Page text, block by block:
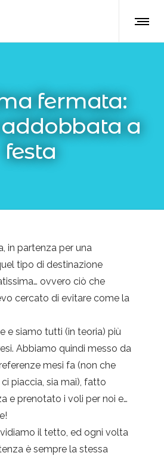
fermata:
a
festa
in partenza per una
tipo di destinazione
ovvero ciò che
cercato di evitare come la
e siamo tutti (in teoria) più
Abbiamo quindi messo da
mesi fa (non che
piaccia, sia mai), fatto
e prenotato i voli per noi e…
il tetto, ed ogni volta
è sempre la stessa